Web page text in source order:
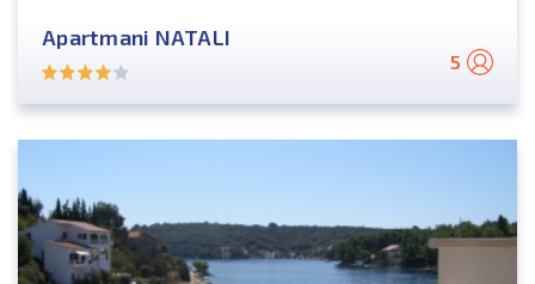
Apartmani NATALI
5